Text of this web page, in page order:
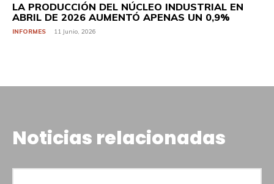
LA PRODUCCIÓN DEL NÚCLEO INDUSTRIAL EN
ABRIL DE 2026 AUMENTÓ APENAS UN 0,9%
INFORMES 11 Junio, 2026
Noticias relacionadas